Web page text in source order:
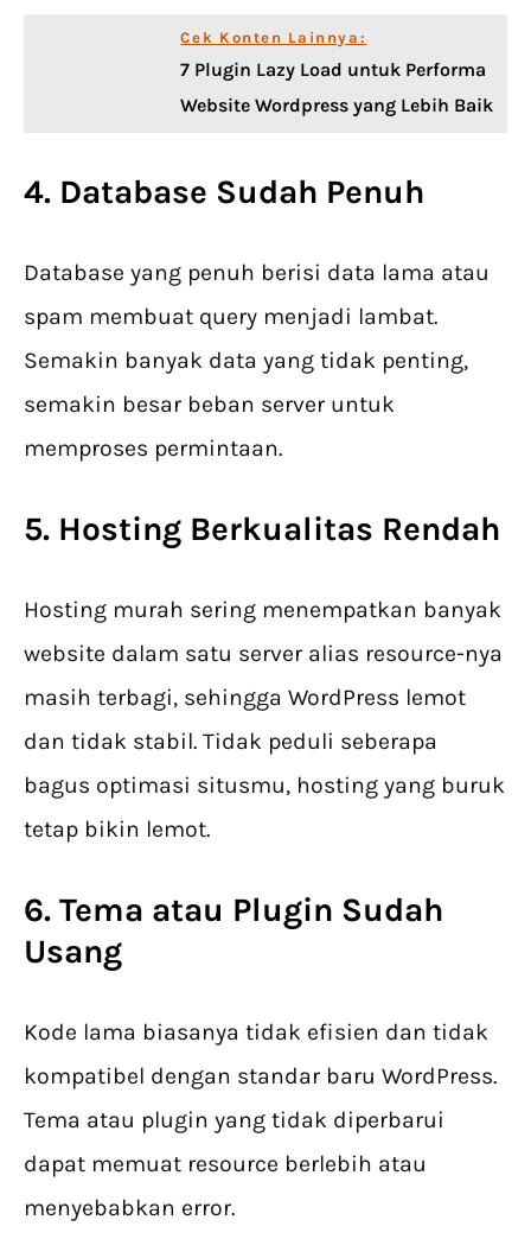
Cek Konten Lainnya:
7 Plugin Lazy Load untuk Performa
Website Wordpress yang Lebih Baik
4. Database Sudah Penuh
Database yang penuh berisi data lama atau
spam membuat query menjadi lambat.
Semakin banyak data yang tidak penting,
semakin besar beban server untuk
memproses permintaan.
5. Hosting Berkualitas Rendah
Hosting murah sering menempatkan banyak
website dalam satu server alias resource-nya
masih terbagi, sehingga WordPress lemot
dan tidak stabil. Tidak peduli seberapa
bagus optimasi situsmu, hosting yang buruk
tetap bikin lemot.
6. Tema atau Plugin Sudah
Usang
Kode lama biasanya tidak efisien dan tidak
kompatibel dengan standar baru WordPress.
Tema atau plugin yang tidak diperbarui
dapat memuat resource berlebih atau
menyebabkan error.